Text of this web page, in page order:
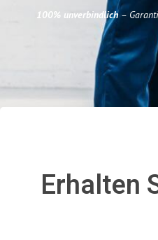
100% unverbindlich–
Erhalten